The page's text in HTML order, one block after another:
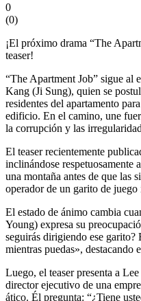
0
(0)
¡El próximo drama “The
teaser!
“The Apartment Job” sigue al
Kang (Ji Sung), quien se
residentes del apartamento
edificio. En el camino, une
la corrupción y las
El teaser recientemente
inclinándose respetuosamente
una montaña antes de que las
operador de un garito de juego
El estado de ánimo cambia
Young) expresa su
seguirás dirigiendo ese
mientras puedas», destacando
Luego, el teaser presenta a
director ejecutivo de una
ático. Él pregunta: “¿Tiene